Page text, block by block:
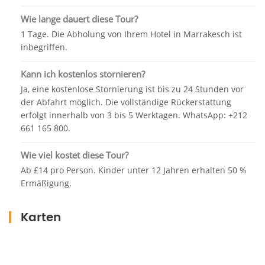
Farbtönen der Landschaft, und kommen Sie den
Wasserfällen ganz nah. Spüren Sie den
erfrischenden Sprühnebel der Wasserfälle, während
bleibende Erinnerungen an Ihre Reise schaffen.
Nach einem Tag voller Entdeckungen und Wunder
bringt Sie Ihr Fahrer bequem zurück zu Ihrer
Unterkunft in Marrakesch. Denken Sie über die
bewahren Sie die Erinnerungen an Ihr Abenteuer an
den Ouzoud-Fällen.
Wie lange dauert diese Tour?
1 Tage. Die Abholung von Ihrem Hotel in Marrakesch ist
inbegriffen.
Kann ich kostenlos stornieren?
Ja, eine kostenlose Stornierung ist bis zu 24 Stunden vor
der Abfahrt möglich. Die vollständige Rückerstattung
erfolgt innerhalb von 3 bis 5 Werktagen. WhatsApp: +212
661 165 800.
Wie viel kostet diese Tour?
Ab £14 pro Person. Kinder unter 12 Jahren erhalten 50 %
Ermäßigung.
Karten